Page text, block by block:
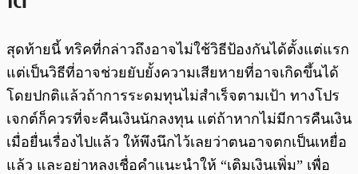
สุดท้ายนี้ ทริคที่กล่าวถึงอาจไม่ใช้วิธีป้องกันได้ตั้งแต่แรก
แต่เป็นวิธีที่อาจช่วยยับยั้งความเสียหายที่อาจเกิดขึ้นได้
โดยปกติแล้วถ้าการระดมทุนไม่สำเร็จตามเป้า ทางโปร
เจกต์ก็ควรที่จะคืนเงินนักลงทุน แต่ถ้าหากไม่มีการคืนเงิน
เมื่อยื่นเรื่องไปแล้ว ให้พึงนึกไว้เลยว่าตนอาจตกเป็นเหยื่อ
แล้ว และอย่าหลงเชื่อคำแนะนำให้ “เติมเงินเพิ่ม” เพื่อ